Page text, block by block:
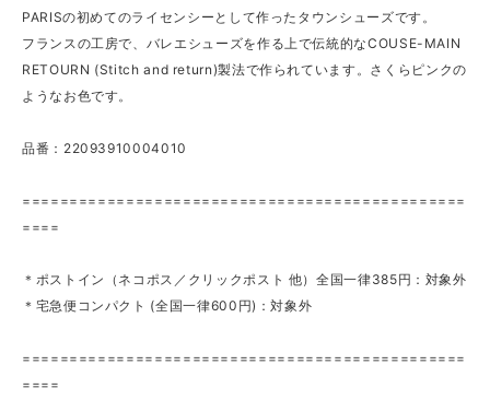
PARISの初めてのライセンシーとして作ったタウンシューズです。
フランスの工房で、バレエシューズを作る上で伝統的なCOUSE-MAIN
RETOURN (Stitch and return)製法で作られています。さくらピンクの
ようなお色です。
品番：22093910004010
===============================================
====
＊ポストイン（ネコポス／クリックポスト 他）全国一律385円：対象外
＊宅急便コンパクト (全国一律600円)：対象外
===============================================
====